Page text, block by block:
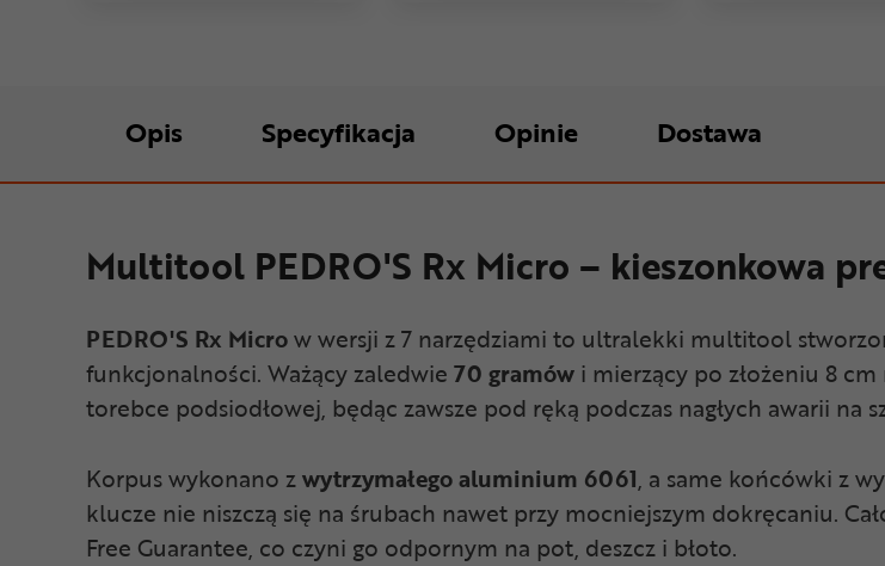
Opis Specyfikacja Opinie Dostawa
Multitool PEDRO'S Rx Micro – kieszonkowa
PEDRO'S Rx Microw wersji z 7 narzędziami to ultralekki multitool
funkcjonalności. Ważący zaledwie 70 gramów i mierzący po złożeniu 8
torebce podsiodłowej, będąc zawsze pod ręką podczas nagłych awarii na
Korpus wykonano zwytrzymałego aluminium 6061, a same końcówki z
klucze nie niszczą się na śrubach nawet przy mocniejszym dokręcaniu.
Free Guarantee, co czyni go odpornym na pot, deszcz i błoto.